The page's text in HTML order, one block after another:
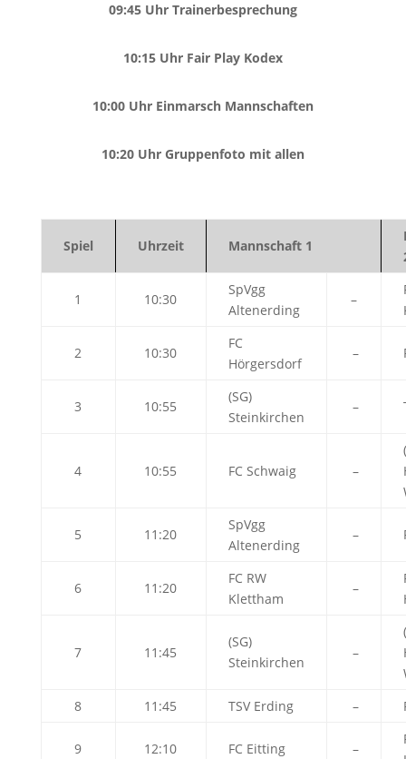
09:45 Uhr Trainerbesprechung
10:15 Uhr Fair Play Kodex
10:00 Uhr Einmarsch Mannschaften
10:20 Uhr Gruppenfoto mit allen
Spiel Uhrzeit Mannschaft 1
1 10:30
SpVgg
Altenerding
–
2 10:30
FC
Hörgersdorf
–
3 10:55
(SG)
Steinkirchen
–
4 10:55 FC Schwaig –
5 11:20
SpVgg
Altenerding
–
6 11:20
FC RW
Klettham
–
7 11:45
(SG)
Steinkirchen
–
8
11:45 TSV Erding –
9 12:10 FC Eitting –